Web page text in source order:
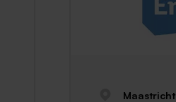
Maastricht